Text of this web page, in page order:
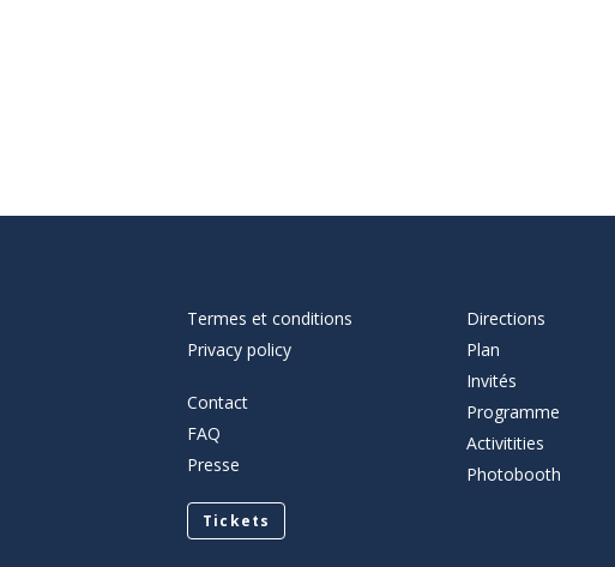
Termes et conditions
Privacy policy
Contact
FAQ
Presse
Tickets
Directions
Plan
Invités
Programme
Activitities
Photobooth